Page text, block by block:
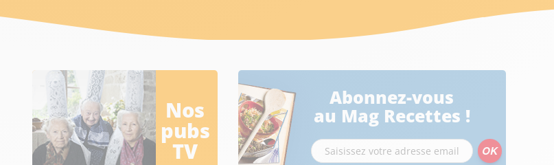
Nos
pubs
TV
Abonnez-vous
au Mag Recettes !